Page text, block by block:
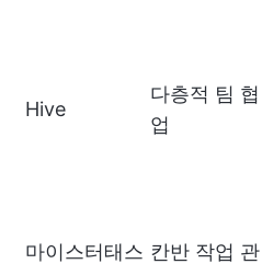
Hive
다층적 팀 협
업
마이스터태스 칸반 작업 관